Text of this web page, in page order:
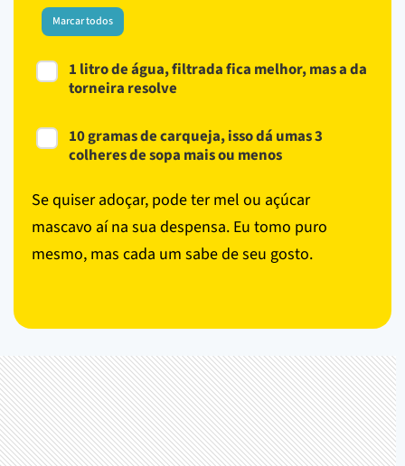
Marcar todos
1 litro de água, filtrada fica melhor, mas a da
torneira resolve
10 gramas de carqueja, isso dá umas 3
colheres de sopa mais ou menos
Se quiser adoçar, pode ter mel ou açúcar
mascavo aí na sua despensa. Eu tomo puro
mesmo, mas cada um sabe de seu gosto.